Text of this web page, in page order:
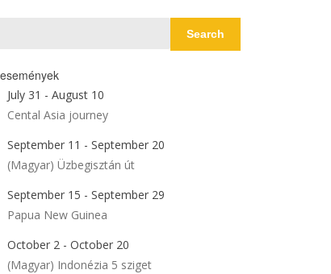
Search
July 31 - August 10
Cental Asia journey
September 11 - September 20
(Magyar) Üzbegisztán út
September 15 - September 29
Papua New Guinea
October 2 - October 20
(Magyar) Indonézia 5 sziget